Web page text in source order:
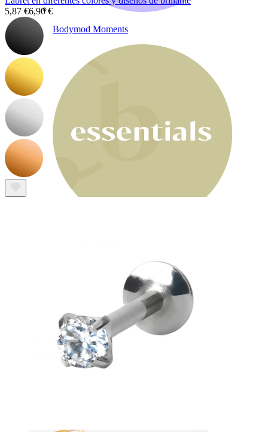
Bodymod Moments
Compra por tipo
Tipo de joya
5,87 €6,90 €